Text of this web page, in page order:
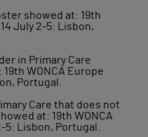
showed at: 19th
July 2-5: Lisbon,
in Primary Care
WONCA Europe
Portugal.
Care that does not
at: 19th WONCA
5: Lisbon, Portugal.